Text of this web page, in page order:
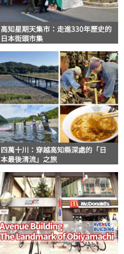
高知星期天集市：走進330年歷史的
日本街頭市集
四萬十川：穿越高知縣深處的「日
本最後清流」之旅